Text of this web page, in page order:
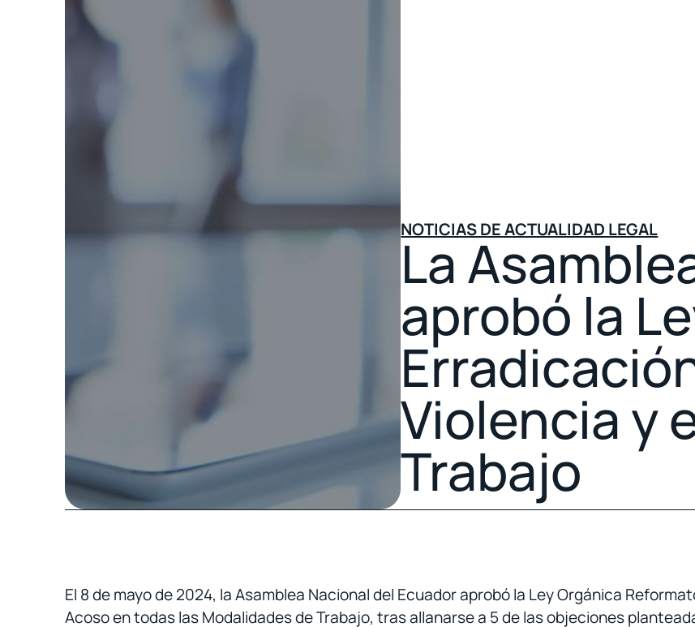
NOTICIAS DE ACTUALIDAD LEGAL
La
aprobó la
Violencia y
Trabajo
El 8 de mayo de 2024, la Asamblea Nacional del Ecuador aprobó la Ley Orgánica
Acoso en todas las Modalidades de Trabajo, tras allanarse a 5 de las objeciones